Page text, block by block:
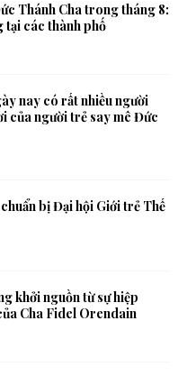
Thánh Cha trong tháng 8:
tại các thành phố
nay có rất nhiều người
của người trẻ say mê Đức
bị Đại hội Giới trẻ Thế
khởi nguồn từ sự hiệp
Cha Fidel Orendain